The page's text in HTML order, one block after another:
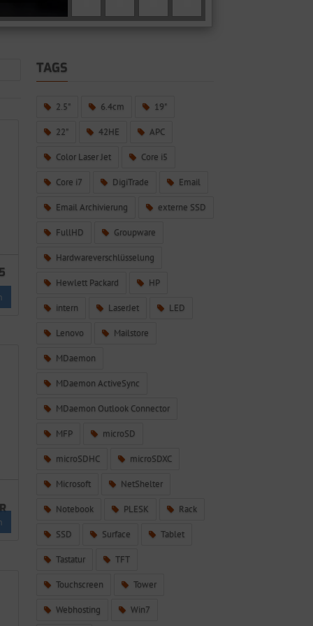
TAGS
2.5" 6.4cm 19"
22" 42HE APC
Color Laser Jet Core i5
Core i7 DigiTrade Email
Email Archivierung externe SSD
FullHD Groupware
Hardwareverschlüsselung
Hewlett Packard HP
intern LaserJet LED
Lenovo Mailstore
MDaemon
MDaemon ActiveSync
MDaemon Outlook Connector
MFP microSD
microSDHC microSDXC
Microsoft NetShelter
Notebook PLESK Rack
SSD Surface Tablet
Tastatur TFT
Touchscreen Tower
Webhosting Win7